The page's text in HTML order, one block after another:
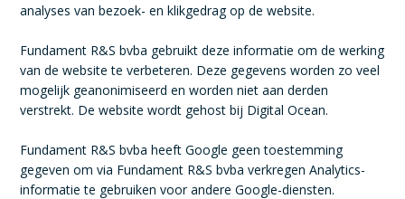
analyses van bezoek- en klikgedrag op de website.
Fundament R&S bvba gebruikt deze informatie om de werking
van de website te verbeteren. Deze gegevens worden zo veel
mogelijk geanonimiseerd en worden niet aan derden
verstrekt. De website wordt gehost bij Digital Ocean.
Fundament R&S bvba heeft Google geen toestemming
gegeven om via Fundament R&S bvba verkregen Analytics-
informatie te gebruiken voor andere Google-diensten.